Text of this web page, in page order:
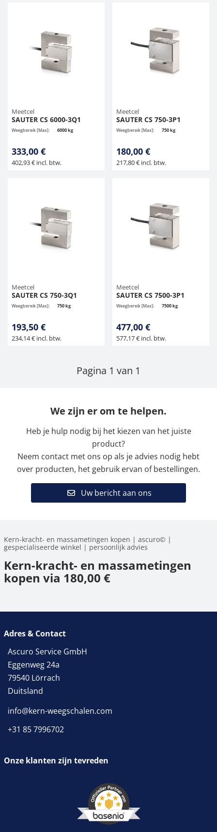
Meetcel
SAUTER CS 6000-3Q1
Weegbereik [Max]: 6000 kg
333,00 €
402,93 € incl. btw.
Meetcel
SAUTER CS 750-3P1
Weegbereik [Max]: 750 kg
180,00 €
217,80 € incl. btw.
Meetcel
SAUTER CS 750-3Q1
Weegbereik [Max]: 750 kg
193,50 €
234,14 € incl. btw.
Meetcel
SAUTER CS 7500-3P1
Weegbereik [Max]: 7500 kg
477,00 €
577,17 € incl. btw.
Pagina 1 van 1
We zijn er om te helpen.
Heb je hulp nodig bij het kiezen van het juiste
product?
Neem contact met ons op als je advies nodig hebt
over producten, het gebruik ervan of bestellingen.
Uw bericht aan ons
Kern-kracht- en massametingen kopen | ascuro© |
gespecialiseerde winkel | persoonlijk advies
Kern-kracht- en massametingen
kopen via 180,00 €
Adres & Contact
Ascuro Service GmbH
Eggenweg 24a
79540 Lörrach
Duitsland
info@kern-weegschalen.com
+31 85 7996702
Onze klanten zijn tevreden